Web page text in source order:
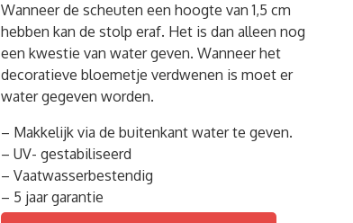
Wanneer de scheuten een hoogte van 1,5 cm
hebben kan de stolp eraf. Het is dan alleen nog
een kwestie van water geven. Wanneer het
decoratieve bloemetje verdwenen is moet er
water gegeven worden.
– Makkelijk via de buitenkant water te geven.
– UV- gestabiliseerd
– Vaatwasserbestendig
– 5 jaar garantie